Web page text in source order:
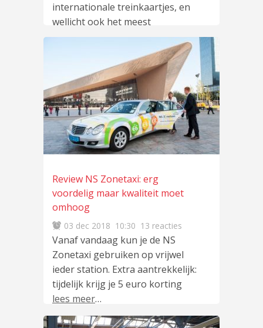
internationale treinkaartjes, en
wellicht ook het meest
bekritiseerd. Maar islees meer…
Review NS Zonetaxi: erg
voordelig maar kwaliteit moet
omhoog
03 dec 2018 10:30 13 reacties
Vanaf vandaag kun je de NS
Zonetaxi gebruiken op vrijwel
ieder station. Extra aantrekkelijk:
tijdelijk krijg je 5 euro korting
lees meer…